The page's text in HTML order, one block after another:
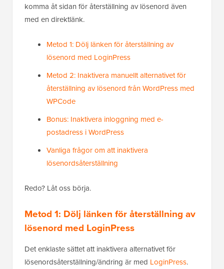
komma åt sidan för återställning av lösenord även
med en direktlänk.
Metod 1: Dölj länken för återställning av
lösenord med LoginPress
Metod 2: Inaktivera manuellt alternativet för
återställning av lösenord från WordPress med
WPCode
Bonus: Inaktivera inloggning med e-
postadress i WordPress
Vanliga frågor om att inaktivera
lösenordsåterställning
Redo? Låt oss börja.
Metod 1: Dölj länken för återställning av
lösenord med LoginPress
Det enklaste sättet att inaktivera alternativet för
lösenordsåterställning/ändring är med LoginPress.